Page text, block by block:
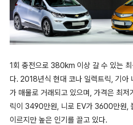
1회 충전으로 380km 이상 갈 수 있는
다. 2018년식 현대 코나 일렉트릭, 기아
가 매물로 거래되고 있으며, 가격은 최저
릭이 3490만원, 니로 EV가 3600만원,
이르지만 높은 인기를 끌고 있다.